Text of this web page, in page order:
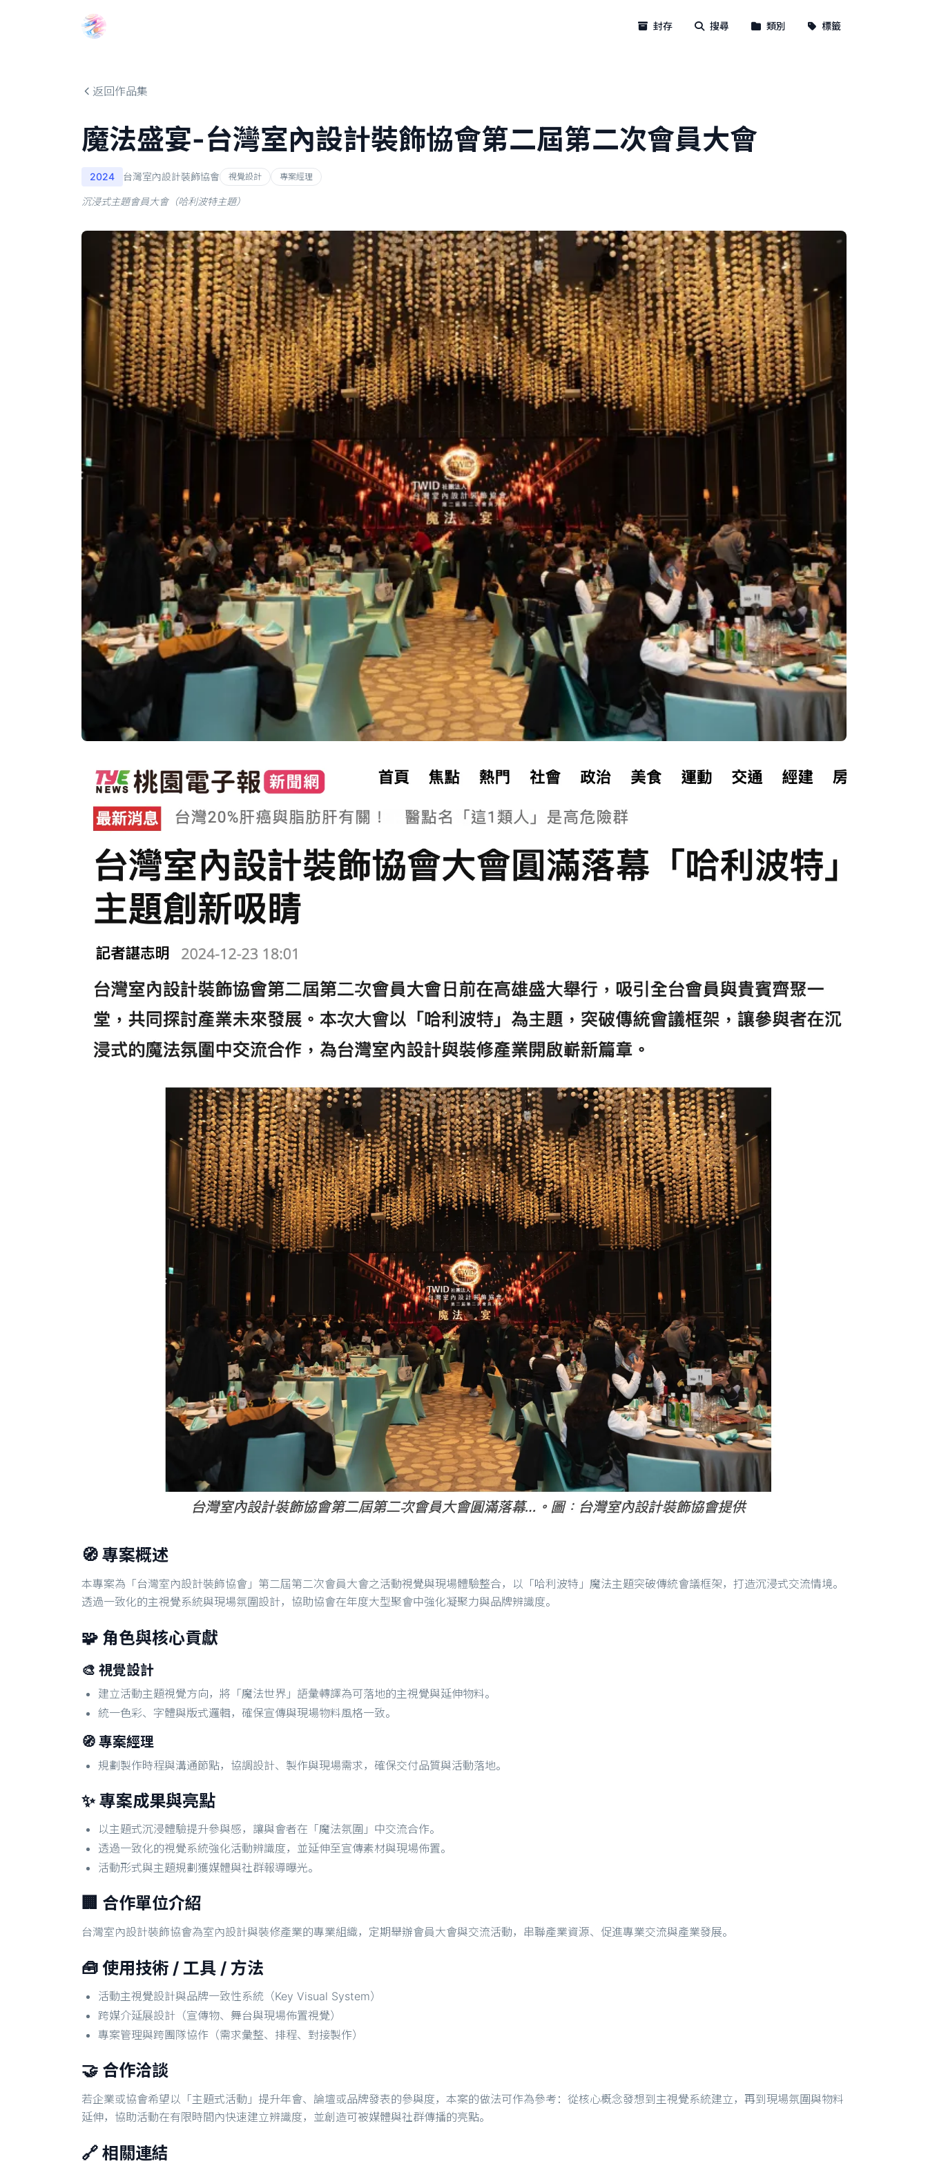
封存 搜尋 類別 標籤
返回作品集
魔法盛宴-台灣室內設計裝飾協會第二屆第二次會員大會
2024 台灣室內設計裝飾協會 視覺設計 專案經理
沉浸式主題會員大會（哈利波特主題）
🧭 專案概述
本專案為「台灣室內設計裝飾協會」第二屆第二次會員大會之活動視覺與現場體驗整合，以「哈利波特」魔法主題突破傳統會議框架，打造沉浸式交流情境。
透過一致化的主視覺系統與現場氛圍設計，協助協會在年度大型聚會中強化凝聚力與品牌辨識度。
🧩 角色與核心貢獻
🎨 視覺設計
建立活動主題視覺方向，將「魔法世界」語彙轉譯為可落地的主視覺與延伸物料。
統一色彩、字體與版式邏輯，確保宣傳與現場物料風格一致。
🧭 專案經理
規劃製作時程與溝通節點，協調設計、製作與現場需求，確保交付品質與活動落地。
✨ 專案成果與亮點
以主題式沉浸體驗提升參與感，讓與會者在「魔法氛圍」中交流合作。
透過一致化的視覺系統強化活動辨識度，並延伸至宣傳素材與現場佈置。
活動形式與主題規劃獲媒體與社群報導曝光。
🏢 合作單位介紹
台灣室內設計裝飾協會為室內設計與裝修產業的專業組織，定期舉辦會員大會與交流活動，串聯產業資源、促進專業交流與產業發展。
🧰 使用技術 / 工具 / 方法
活動主視覺設計與品牌一致性系統（Key Visual System）
跨媒介延展設計（宣傳物、舞台與現場佈置視覺）
專案管理與跨團隊協作（需求彙整、排程、對接製作）
🤝 合作洽談
若企業或協會希望以「主題式活動」提升年會、論壇或品牌發表的參與度，本案的做法可作為參考：從核心概念發想到主視覺系統建立，再到現場氛圍與物料
延伸，協助活動在有限時間內快速建立辨識度，並創造可被媒體與社群傳播的亮點。
🔗 相關連結